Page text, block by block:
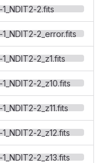
1_NDIT2-2.fits
1_NDIT2-2_error.fits
2_z1.fits
1_NDIT2-2_z10.fits
2_z11.fits
2_z12.fits
2_z13.fits